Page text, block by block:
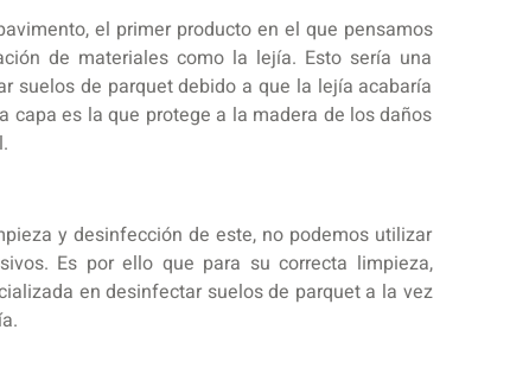
el primer producto en el que pensamos
de materiales como la lejía. Esto sería una
suelos de parquet debido a que la lejía acabaría
es la que protege a la madera de los daños
y desinfección de este, no podemos utilizar
Es por ello que para su correcta limpieza,
en desinfectar suelos de parquet a la vez